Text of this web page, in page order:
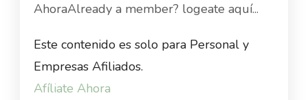
AhoraAlready a member? logeate aquí...
Este contenido es solo para Personal y
Empresas Afiliados.
Afíliate Ahora